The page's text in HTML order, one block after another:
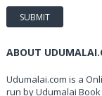
ABOUT
Udumalai.com is a
run by Udumalai